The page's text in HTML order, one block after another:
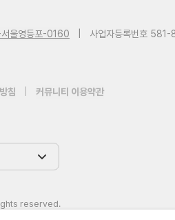
울영등포-0160 사업자등록번호
침 커뮤니티 이용약관
reserved.